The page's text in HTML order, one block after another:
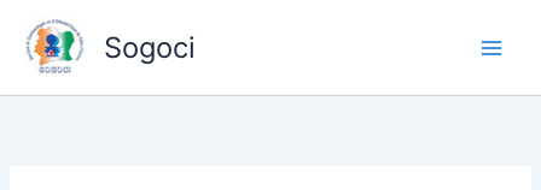
contenu
Sogoci